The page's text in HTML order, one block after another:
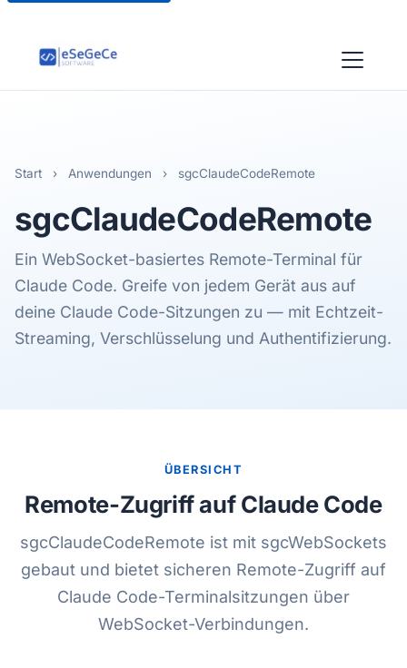
Start › Anwendungen › sgcClaudeCodeRemote
sgcClaudeCodeRemote
Ein WebSocket-basiertes Remote-Terminal für
Claude Code. Greife von jedem Gerät aus auf
deine Claude Code-Sitzungen zu — mit Echtzeit-
Streaming, Verschlüsselung und Authentifizierung.
ÜBERSICHT
Remote-Zugriff auf Claude Code
sgcClaudeCodeRemote ist mit sgcWebSockets
gebaut und bietet sicheren Remote-Zugriff auf
Claude Code-Terminalsitzungen über
WebSocket-Verbindungen.